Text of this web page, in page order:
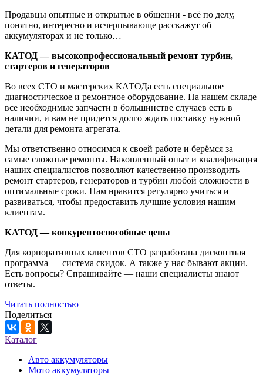
Продавцы опытные и открытые в общении - всё по делу,
понятно, интересно и исчерпывающе расскажут об
аккумуляторах и не только…
КАТОД—высокопрофессиональный ремонт турбин,
стартеров и генераторов
Во всех СТО и мастерских КАТОДа есть специальное
диагностическое и ремонтное оборудование. На нашем складе
все необходимые запчасти в большинстве случаев есть в
наличии, и вам не придется долго ждать поставку нужной
детали для ремонта агрегата.
Мы ответственно относимся к своей работе и берёмся за
самые сложные ремонты. Накопленный опыт и квалификация
наших специалистов позволяют качественно производить
ремонт стартеров, генераторов и турбин любой сложности в
оптимальные сроки. Нам нравится регулярно учиться и
развиваться, чтобы предоставить лучшие условия нашим
клиентам.
КАТОД—конкурентоспособные цены
Для корпоративных клиентов СТО разработана дисконтная
программа — система скидок. А также у нас бывают акции.
Есть вопросы? Спрашивайте — наши специалисты знают
ответы.
Читать полностью
Поделиться
Каталог
Авто аккумуляторы
Мото аккумуляторы